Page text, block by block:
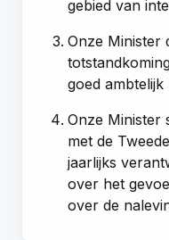
gebied van
Onze Minister
goed ambtelijk
Onze Minister
met de
jaarlijks
over het
over de